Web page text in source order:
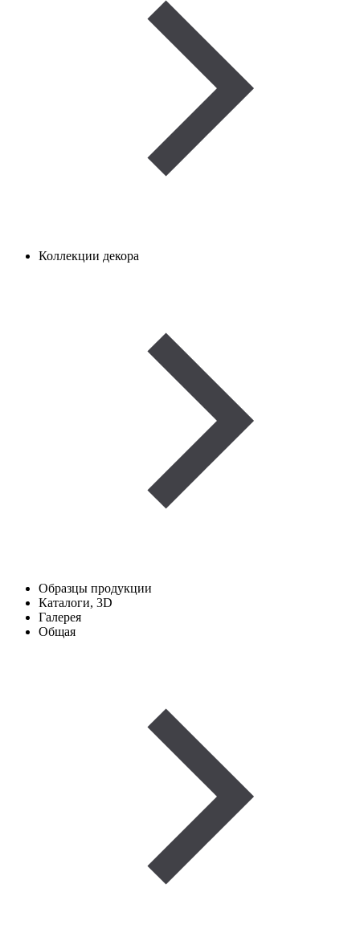
Коллекции декора
Образцы продукции
Каталоги, 3D
Галерея
Общая